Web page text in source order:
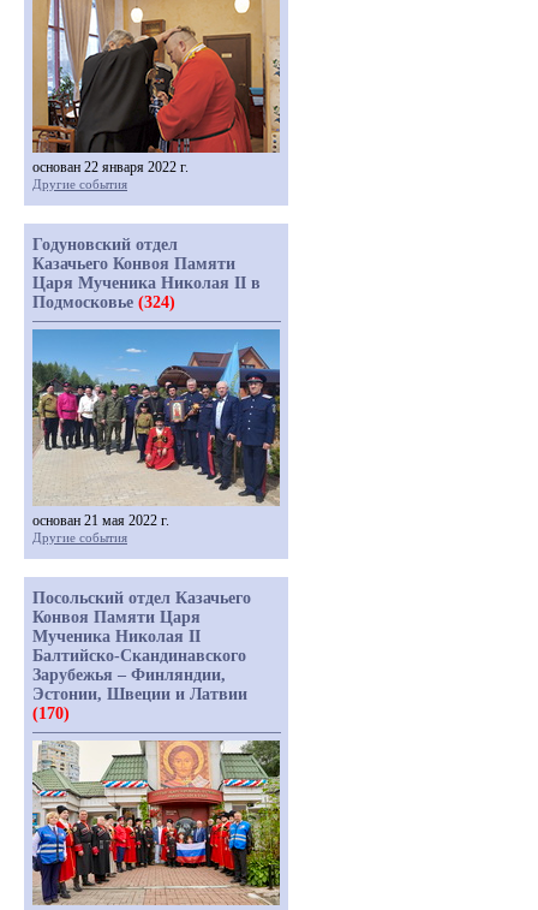
основан 22 января 2022 г.
Другие события
Годуновский отдел
Казачьего Конвоя Памяти
Царя Мученика Николая II в
Подмосковье (324)
основан 21 мая 2022 г.
Другие события
Посольский отдел Казачьего
Конвоя Памяти Царя
Мученика Николая II
Балтийско-Скандинавского
Зарубежья – Финляндии,
Эстонии, Швеции и Латвии
(170)